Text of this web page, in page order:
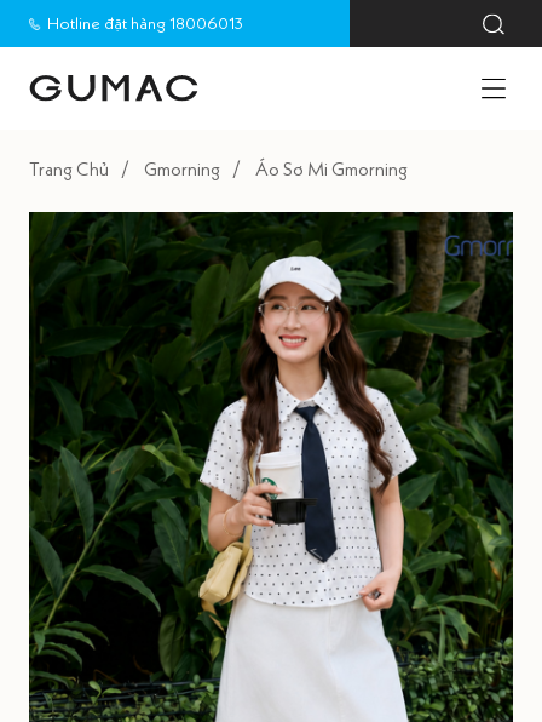
Hotline đặt hàng 18006013
Trang Chủ Gmorning Áo Sơ Mi Gmorning